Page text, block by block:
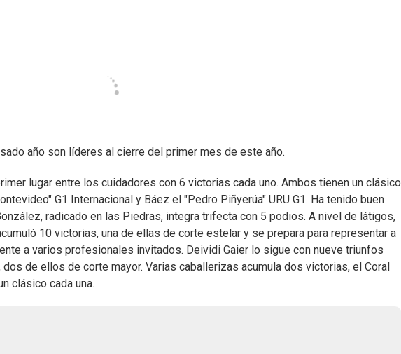
año son líderes al cierre del primer mes de este año.
lugar entre los cuidadores con 6 victorias cada uno. Ambos tienen un clásico
G1 Internacional y Báez el "Pedro Piñyerúa" URU G1. Ha tenido buen
radicado en las Piedras, integra trifecta con 5 podios. A nivel de látigos,
10 victorias, una de ellas de corte estelar y se prepara para representar a
a varios profesionales invitados. Deividi Gaier lo sigue con nueve triunfos
de ellos de corte mayor. Varias caballerizas acumula dos victorias, el Coral
clásico cada una.